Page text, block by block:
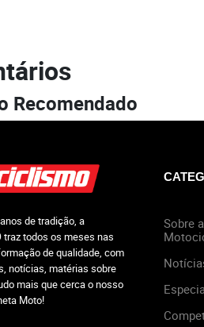
Recomendado
de tradição, a
traz todos os meses nas
de qualidade, com
notícias, matérias sobre
mais que cerca o nosso
Moto!
Sobre a